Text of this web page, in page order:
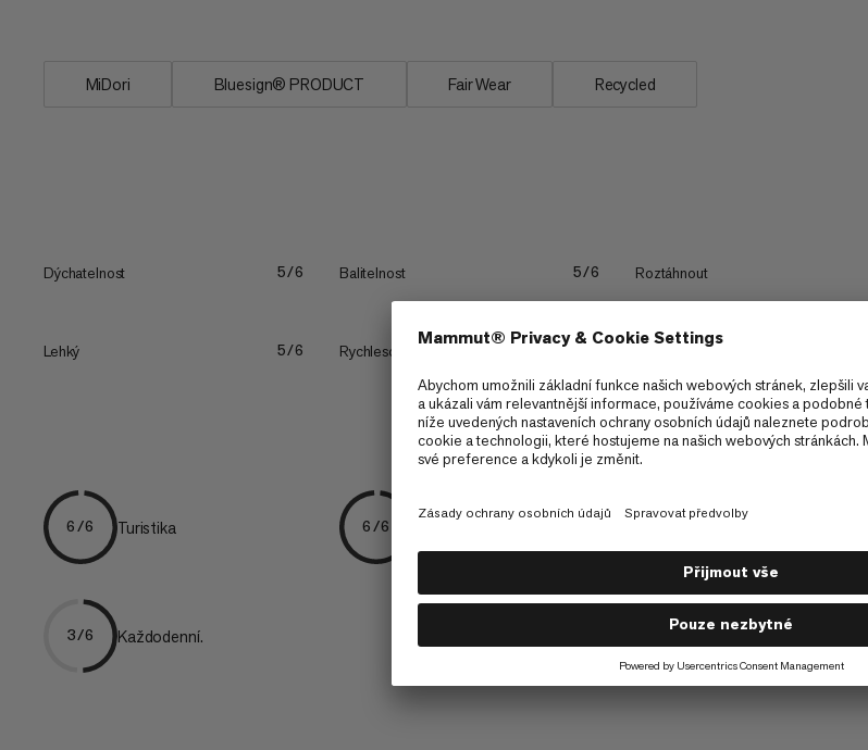
MiDori Bluesign® PRODUCT Fair Wear Recycled
Dýchatelnost 5/6 Balitelnost 5/6 Roztáhnout
Lehký 5/6 Rychleschnoucí
6/6 Turistika 6/6
3/6 Každodenní.